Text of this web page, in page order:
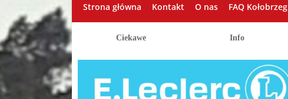
Strona główna Kontakt O nas FAQ Kołobrzeg
Ciekawe Info